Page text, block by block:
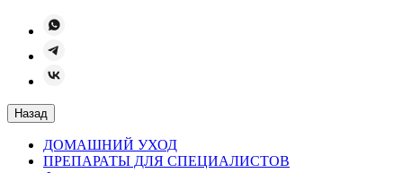
Назад
ДОМАШНИЙ УХОД
ПРЕПАРАТЫ ДЛЯ СПЕЦИАЛИСТОВ